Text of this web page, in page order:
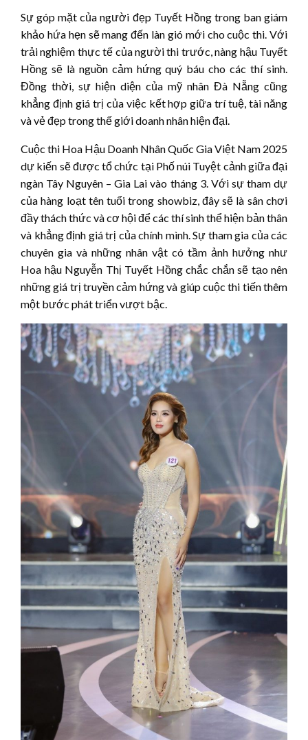
Sự góp mặt của người đẹp Tuyết Hồng trong ban giám
khảo hứa hẹn sẽ mang đến làn gió mới cho cuộc thi. Với
trải nghiệm thực tế của người thi trước, nàng hậu Tuyết
Hồng sẽ là nguồn cảm hứng quý báu cho các thí sinh.
Đồng thời, sự hiện diện của mỹ nhân Đà Nẵng cũng
khẳng định giá trị của việc kết hợp giữa trí tuệ, tài năng
và vẻ đẹp trong thế giới doanh nhân hiện đại.
Cuộc thi Hoa Hậu Doanh Nhân Quốc Gia Việt Nam 2025
dự kiến sẽ được tổ chức tại Phố núi Tuyệt cảnh giữa đại
ngàn Tây Nguyên – Gia Lai vào tháng 3. Với sự tham dự
của hàng loạt tên tuổi trong showbiz, đây sẽ là sân chơi
đầy thách thức và cơ hội để các thí sinh thể hiện bản thân
và khẳng định giá trị của chính mình. Sự tham gia của các
chuyên gia và những nhân vật có tầm ảnh hưởng như
Hoa hậu Nguyễn Thị Tuyết Hồng chắc chắn sẽ tạo nên
những giá trị truyền cảm hứng và giúp cuộc thi tiến thêm
một bước phát triển vượt bậc.